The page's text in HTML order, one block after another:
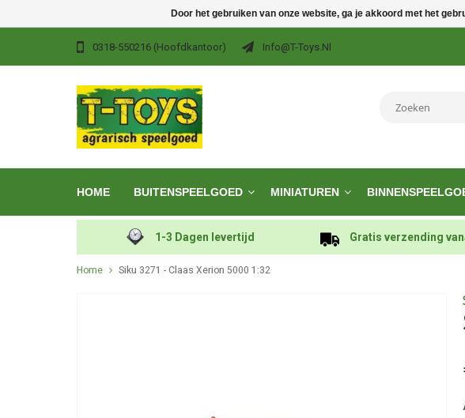
0318-550216 (hoofdkantoor) Info@t-Toys.nl
HOME BUITENSPEELGOED MINIATUREN
1-3 Dagen levertijd Gratis verzending
Home Siku 3271 - Claas Xerion 5000 1:32
Door het gebruiken van onze website, ga je akkoord met het